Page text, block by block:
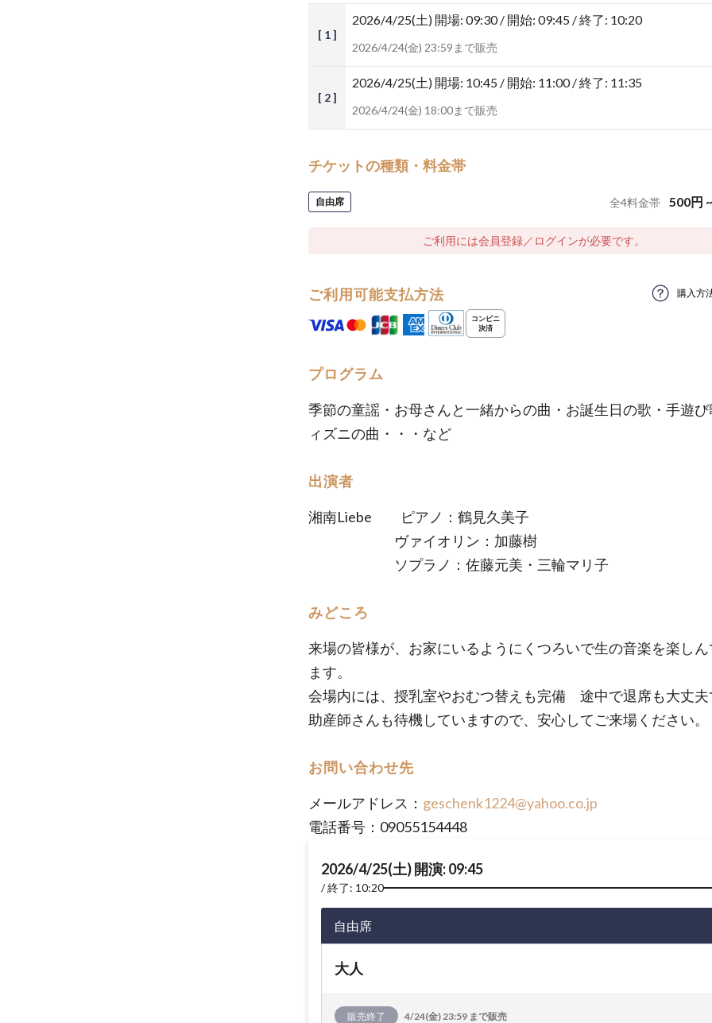
[ 1 ]
2026/4/25(土) 開場: 09:30 / 開始: 09:45 / 終了: 10:20
2026/4/24(金) 23:59まで販売
[ 2 ]
2026/4/25(土) 開場: 10:45 / 開始: 11:00 / 終了: 11:35
2026/4/24(金) 18:00まで販売
チケットの種類・料金帯
自由席 全4料金帯 500円 ~
ご利用には会員登録／ログインが必要です。
ご利用可能支払方法 購入方
プログラム
季節の童謡・お母さんと一緒からの曲・お誕生日の歌・手遊
ィズニの曲・・・など
出演者
湘南Liebe ピアノ：鶴見久美子
ヴァイオリン：加藤樹
ソプラノ：佐藤元美・三輪マリ子
みどころ
来場の皆様が、お家にいるようにくつろいで生の音楽を楽しん
ます。
会場内には、授乳室やおむつ替えも完備 途中で退席も大丈夫
助産師さんも待機していますので、安心してご来場ください。
お問い合わせ先
メールアドレス： geschenk1224@yahoo.co.jp
電話番号：09055154448
2026/4/25(土) 開演: 09:45
終了: 10:20
自由席
大人
販売終了 4/24(金) 23:59 まで販売